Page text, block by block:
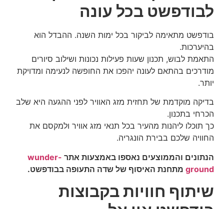
לבודפשט בכל עונה
בודפשט מתאימה לביקור בכל ימות השנה. ההבדל הוא
בהיערכות.
התאמת לבוש, תכנון שעות פעילות נכונות ושילוב סיורים
מודרכים בהתאם לעונה יהפכו את החופשה לנעימה ומדויקת
יותר.
בדיקה מוקדמת של תחזית מזג האוויר לפני ההגעה היא שלב
הכרחי בתכנון.
כך תוכלו ליהנות מהעיר בכל תנאי מזג אוויר ולמקסם את
החוויה שלכם בבירת הונגריה.
הנתונים והממוצעים נאספו באמצעות אתר wunder-
ground מתחנת האיסוף של שדה התעופה בבודפשט.
שיתוף חוויות בקבוצות